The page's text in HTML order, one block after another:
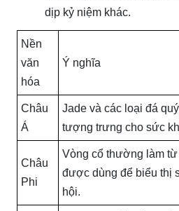
dịp kỷ niệm khác.
Nền
văn
hóa
Ý nghĩa
Châu
Á
Jade và các loại đá
tượng trưng cho sức
Châu
Phi
Vòng cổ thường làm
được dùng để biểu thị
hội.